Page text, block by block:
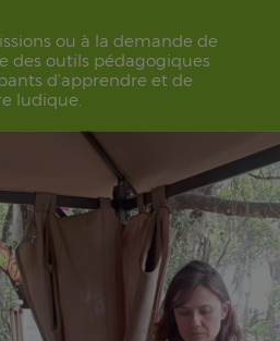
ou à la demande de
des outils pédagogiques
d’apprendre et de
ludique.